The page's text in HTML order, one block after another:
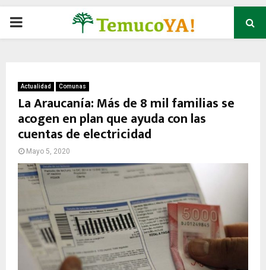
P
M
A
R
Y
Actualidad Comunas
La Araucanía: Más de 8 mil familias se
acogen en plan que ayuda con las
cuentas de electricidad
Mayo 5, 2020